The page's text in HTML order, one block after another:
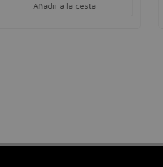
Añadir a la cesta